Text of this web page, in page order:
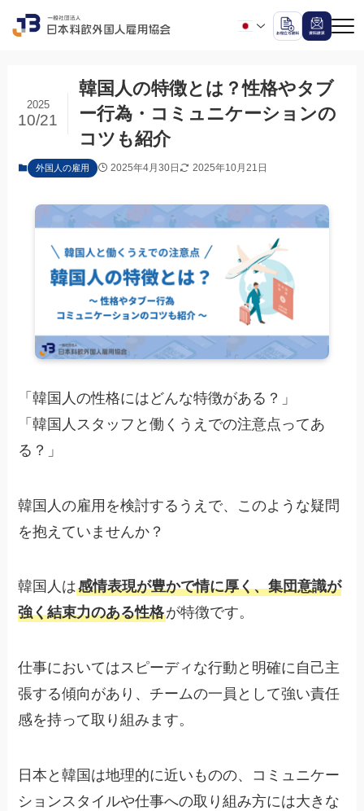
韓国人の特徴とは？性格やタブ
ー行為・コミュニケーションの
コツも紹介
2025
10/21
外国人の雇用 2025年4月30日 2025年10月21日
「韓国人の性格にはどんな特徴がある？」
「韓国人スタッフと働くうえでの注意点ってあ
る？」
韓国人の雇用を検討するうえで、このような疑問
を抱えていませんか？
韓国人は感情表現が豊かで情に厚く、集団意識が
強く結束力のある性格が特徴です。
仕事においてはスピーディな行動と明確に自己主
張する傾向があり、チームの一員として強い責任
感を持って取り組みます。
日本と韓国は地理的に近いものの、コミュニケー
ションスタイルや仕事への取り組み方には大きな